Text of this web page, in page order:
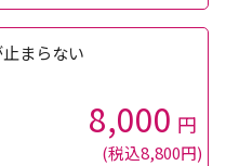
まらない
8,000 円
(税込8,800円)